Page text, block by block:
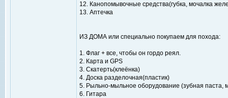
12. Канопомывочные средства(губка, мочалка
13. Аптечка
ИЗ ДОМА или специально покупаем для похода:
1. Флаг + все, чтобы он гордо реял.
2. Карта и GPS
3. Скатерть(клеёнка)
4. Доска разделочная(пластик)
5. Рыльно-мыльное оборудование (зубная паста,
6. Гитара